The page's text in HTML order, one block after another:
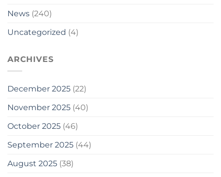
News (240)
Uncategorized (4)
ARCHIVES
December 2025 (22)
November 2025 (40)
October 2025 (46)
September 2025 (44)
August 2025 (38)